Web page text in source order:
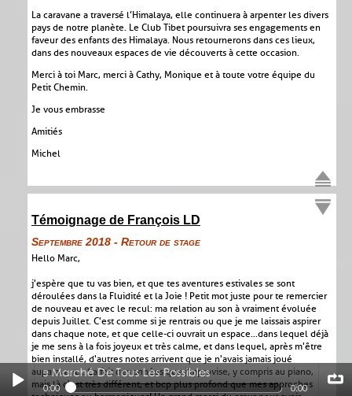
La caravane a traversé l’Himalaya, elle continuera à arpenter les divers
pays de notre planète. Le Club Tibet poursuivra ses engagements en
faveur des enfants des Himalaya. Nous retournerons dans ces lieux,
dans des nouveaux espaces de vie découverts à cette occasion.
Merci à toi Marc, merci à Cathy, Monique et à toute votre équipe du
Petit Chemin.
Je vous embrasse
Amitiés
Michel
Témoignage de François LD
Septembre 2018 - Retour de stage
Hello Marc,
j'espère que tu vas bien, et que tes aventures estivales se sont
déroulées dans la Fluidité et la Joie ! Petit mot juste pour te remercier
de nouveau et avec le recul: ma relation au son à vraiment évoluée
depuis Juillet. C'est comme si je rentrais ou que je me laissais aspirer
dans chaque note, et que celle-ci ouvrait un espace...dans lequel déjà
je me sens à la fois joyeux et très calme, et dans lequel, après m'être
bien installé, d'autres notes arrivent que je n'avais jamais joué
auparavant... Ça fait des années que j'mprovise, y compris au piano,
mais là c'est très différent, et bcp plus profond que mes approches
De Tous Les Possibles
0:00 0:00
11 Le Marché De Tous Les Possibles